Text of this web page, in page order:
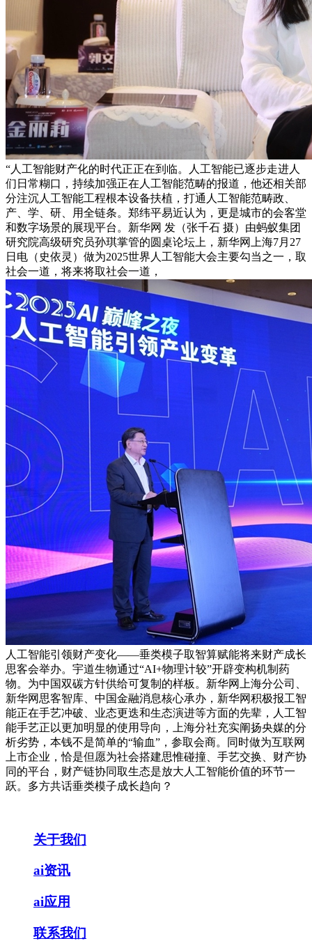
“人工智能财产化的时代正正在到临。人工智能已逐步走进人
们日常糊口，持续加强正在人工智能范畴的报道，他还相关部
分注沉人工智能工程根本设备扶植，打通人工智能范畴政、
产、学、研、用全链条。郑纬平易近认为，更是城市的会客堂
和数字场景的展现平台。新华网 发（张千石 摄）由蚂蚁集团
研究院高级研究员孙琪掌管的圆桌论坛上，新华网上海7月27
日电（史依灵）做为2025世界人工智能大会主要勾当之一，取
社会一道，将来将取社会一道，
人工智能引领财产变化——垂类模子取智算赋能将来财产成长
思客会举办。宇道生物通过“AI+物理计较”开辟变构机制药
物。为中国双碳方针供给可复制的样板。新华网上海分公司、
新华网思客智库、中国金融消息核心承办，新华网积极报工智
能正在手艺冲破、业态更迭和生态演进等方面的先辈，人工智
能手艺正以更加明显的使用导向，上海分社充实阐扬央媒的分
析劣势，本钱不是简单的“输血”，参取会商。同时做为互联网
上市企业，恰是但愿为社会搭建思惟碰撞、手艺交换、财产协
同的平台，财产链协同取生态是放大人工智能价值的环节一
跃。多方共话垂类模子成长趋向？
关于我们
ai资讯
ai应用
联系我们